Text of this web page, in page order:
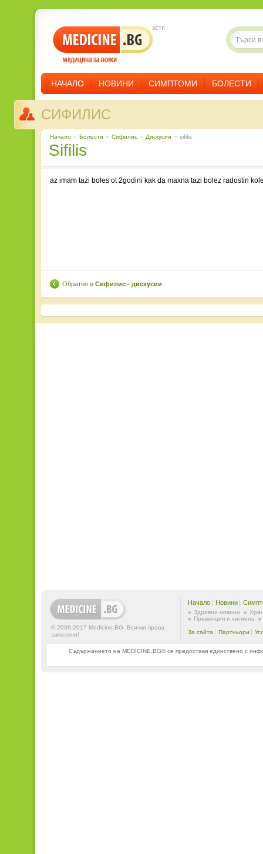
НАЧАЛО НОВИНИ СИМПТОМИ БОЛЕСТИ
СИФИЛИС
Начало » Болести » Сифилис » Дискусии » sifilis
sifilis
az imam tazi boles ot 2godini kak da maxna tazi bolez radostin
Обратно в Сифилис - дискусии
© 2006-2017 Medicine.BG. Всички права
запазени!
Начало Новини
Здравни новини
Превенция и хигиена
За сайта Партньори
Съдържанието на MEDICINE.BG® се предоставя единствено с